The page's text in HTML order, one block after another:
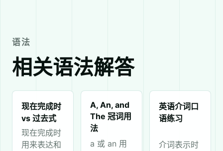
语法
相关语法解答
现在完成时
vs 过去式
现在完成时
用来表达和
A, An, and
The 冠词用
法
a 或 an 用
英语介词口
语练习
介词表示时